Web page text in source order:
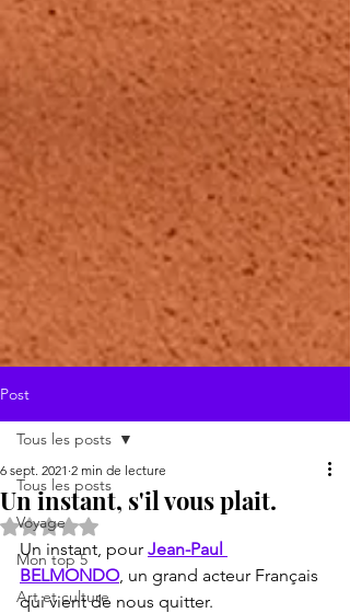
Post
Tous les posts
Voyage
Mon top 5
Art et culture
Tous les posts
Un instant, s'il vous plait.
6 sept. 2021 2 min de lecture
Noté NaN étoiles sur 5.
Un instant, pour Jean-Paul
BELMONDO, un grand acteur Français
qui vient de nous quitter.